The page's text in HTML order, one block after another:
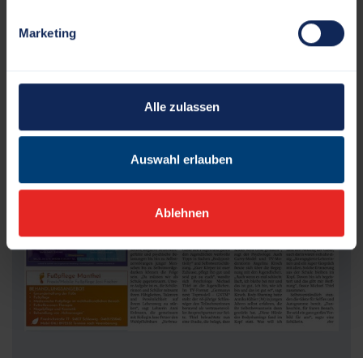
Marketing
Alle zulassen
Auswahl erlauben
Ablehnen